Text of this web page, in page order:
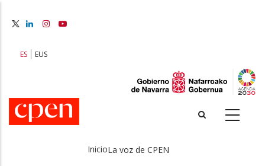
principal
ES EUS
InicioLa voz de CPEN